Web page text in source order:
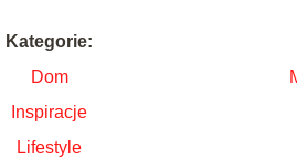
Kategorie:
Dom
Inspiracje
Lifestyle